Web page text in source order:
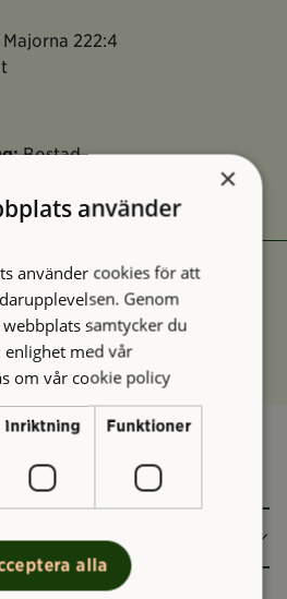
Majorna 222:4
Bostad
×
använder
använder cookies för att
Genom
samtycker du
med vår
om vår cookie policy
Inriktning Funktioner
alla